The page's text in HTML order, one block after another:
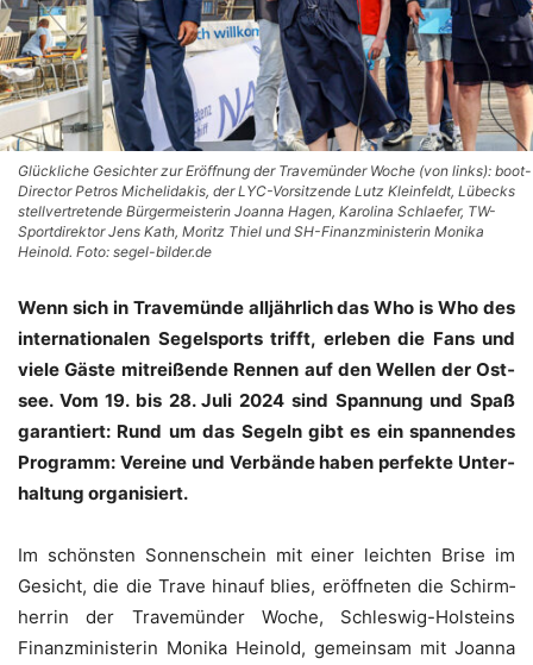
Glückliche Gesichter zur Eröffnung der Travemünder Woche (von links): boot-
Director Petros Michelidakis, der LYC-Vorsitzende Lutz Kleinfeldt, Lübecks
stellvertretende Bürgermeisterin Joanna Hagen, Karolina Schlaefer, TW-
Sportdirektor Jens Kath, Moritz Thiel und SH-Finanzministerin Monika
Heinold. Foto: segel-bilder.de
Wenn sich in Tra­ve­mün­de all­jähr­lich das Who is Who des
inter­na­tio­na­len Segel­sports trifft, erle­ben die Fans und
vie­le Gäs­te mit­rei­ßen­de Ren­nen auf den Wel­len der Ost­
see. Vom 19. bis 28. Juli 2024 sind Span­nung und Spaß
garan­tiert: Rund um das Segeln gibt es ein span­nen­des
Pro­gramm: Ver­ei­ne und Ver­bän­de haben per­fek­te Unter­
hal­tung organisiert.
Im schöns­ten Son­nen­schein mit einer leich­ten Bri­se im
Gesicht, die die Tra­ve hin­auf blies, eröff­ne­ten die Schirm­
her­rin der Tra­ve­mün­der Woche, Schles­wig-Hol­steins
Finanz­mi­nis­te­rin Moni­ka Hein­old, gemein­sam mit Joan­na